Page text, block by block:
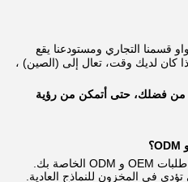
و قسمنا التجاري ومستودعنا يقع
كان لديك وقت، تعال إلى (الصين) ،
من فضلك، حتى أتمكن من رؤية
ج: نعم. نحن قادرون على استكمال طلبات OEM و ODM الخاصة بك.
تؤدي في المخزون للنماذج العادية.